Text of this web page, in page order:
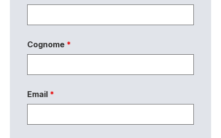
Cognome *
Email *